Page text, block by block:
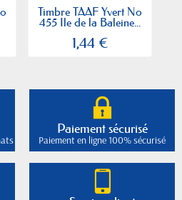
Timbre TAAF Yvert No
455 Ile de la Baleine...
1,44 €
Paiement sécurisé
Paiement en ligne 100% sécurisé